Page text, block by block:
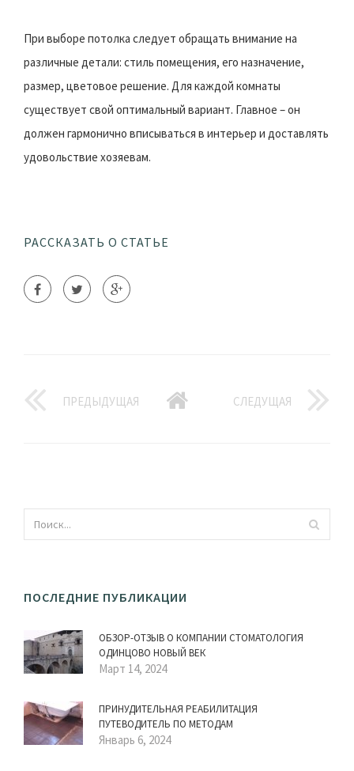
При выборе потолка следует обращать внимание на
различные детали: стиль помещения, его назначение,
размер, цветовое решение. Для каждой комнаты
существует свой оптимальный вариант. Главное – он
должен гармонично вписываться в интерьер и доставлять
удовольствие хозяевам.
РАССКАЗАТЬ О СТАТЬЕ
ПРЕДЫДУЩАЯ СЛЕДУЩАЯ
ПОСЛЕДНИЕ ПУБЛИКАЦИИ
ОБЗОР-ОТЗЫВ О КОМПАНИИ СТОМАТОЛОГИЯ
ОДИНЦОВО НОВЫЙ ВЕК
Март 14, 2024
ПРИНУДИТЕЛЬНАЯ РЕАБИЛИТАЦИЯ
ПУТЕВОДИТЕЛЬ ПО МЕТОДАМ
Январь 6, 2024